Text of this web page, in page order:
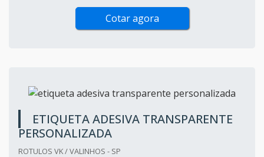
Cotar agora
ETIQUETA ADESIVA TRANSPARENTE
PERSONALIZADA
ROTULOS VK / VALINHOS - SP